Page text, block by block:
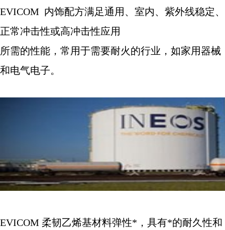
EVICOM 内饰配方满足通用、室内、紫外线稳定、
正常冲击性或高冲击性应用
所需的性能，常用于需要耐火的行业，如家用器械
和电气电子。
EVICOM 柔韧乙烯基材料弹性*，具有*的耐久性和